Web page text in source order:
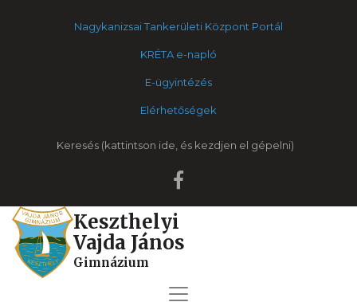
Nagykanizsai Tankerületi Központ Portál
KRÉTA e-napló
E-ügyintézés
Elérhetőségek
Keresés
Keszthelyi
Vajda János
Gimnázium